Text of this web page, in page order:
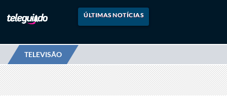
ÚLTIMAS NOTÍCIAS
TELEVISÃO